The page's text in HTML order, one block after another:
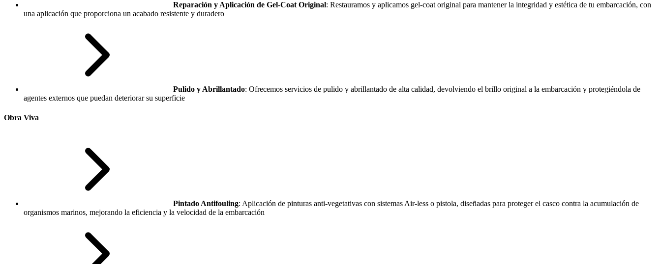
Reparación y Aplicación de Gel-Coat Original: Restauramos y aplicamos gel-coat original para mantener la integridad y estética de tu embarcación, con
una aplicación que proporciona un acabado resistente y duradero
Pulido y Abrillantado: Ofrecemos servicios de pulido y abrillantado de alta calidad, devolviendo el brillo original a la embarcación y protegiéndola de
agentes externos que puedan deteriorar su superficie
Obra Viva
Pintado Antifouling: Aplicación de pinturas anti-vegetativas con sistemas Air-less o pistola, diseñadas para proteger el casco contra la acumulación de
organismos marinos, mejorando la eficiencia y la velocidad de la embarcación